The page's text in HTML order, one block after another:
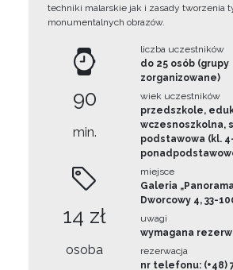
techniki malarskie jak i zasady tworzenia
monumentalnych obrazów.
90
min.
14 zł
osoba
liczba uczestników
do 25 osób (grupy
zorganizowane)
wiek uczestników
przedszkole,
wczesnoszkolna,
podstawowa (kl.
miejsce
Galeria
Dworcowy 4, 33-
uwagi
wymagana
rezerwacja
nr telefonu: (+48)